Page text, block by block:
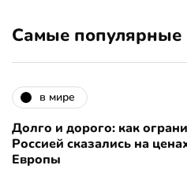
Самые популярные
в мире
Долго и дорого: как
Россией сказались на
Европы